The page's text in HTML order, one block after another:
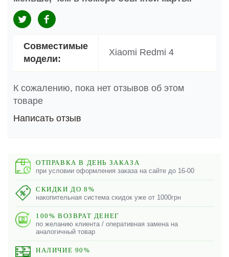
Совместимые
модели:
Xiaomi Redmi 4
К сожалению, пока нет отзывов об этом
товаре
Написать отзыв
ОТПРАВКА В ДЕНЬ ЗАКАЗА
при условии оформления заказа на сайте до 16-00
СКИДКИ ДО 8%
накопительная система скидок уже от 1000грн
100% ВОЗВРАТ ДЕНЕГ
по желанию клиента / оперативная замена на
аналогичный товар
НАЛИЧИЕ 90%